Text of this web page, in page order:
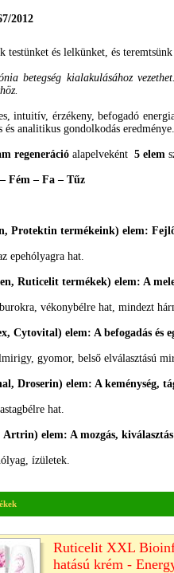
2012
testünket és lelkünket, és
betegség kialakulásához
intuitív, érzékeny, befogadó
és analitikus gondolkodás
regeneráció alapelveként 5 elem
Fém – Fa – Tűz
Protektin termékeink) elem:
epehólyagra hat.
Ruticelit termékek) elem: A
vékonybélre hat, mindezt
Cytovital) elem: A befogadás és
gyomor, belső elválasztású
Droserin) elem: A keménység,
hat.
elem: A mozgás, kiválasztás
ízületek.
Ruticelit XXL
hatású krém -